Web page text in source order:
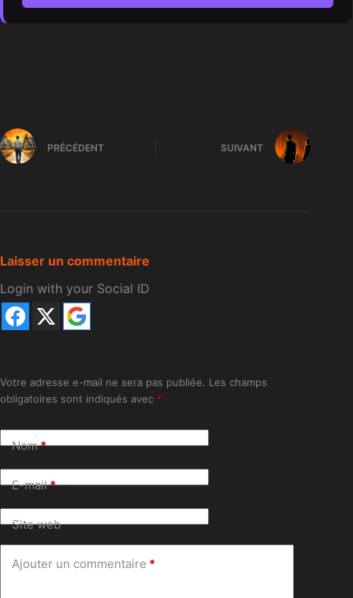
PRÉCÉDENT SUIVANT
Laisser un commentaire
Login with your Social ID
Votre adresse e-mail ne sera pas publiée. Les champs
obligatoires sont indiqués avec *
Nom*
E-mail*
Site web
Ajouter un commentaire *